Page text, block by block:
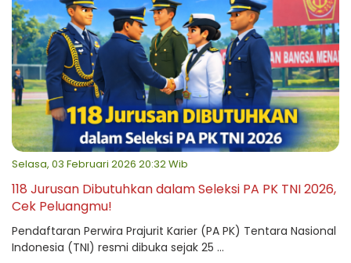
Selasa, 03 Februari 2026 20:32 Wib
118 Jurusan Dibutuhkan dalam Seleksi PA PK TNI 2026,
Cek Peluangmu!
Pendaftaran Perwira Prajurit Karier (PA PK) Tentara Nasional
Indonesia (TNI) resmi dibuka sejak 25 ...